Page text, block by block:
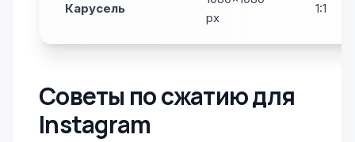
Карусель
px
1:1
Советы по сжатию для
Instagram